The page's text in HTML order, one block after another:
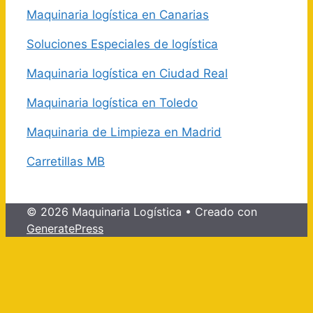
Maquinaria logística en Canarias
Soluciones Especiales de logística
Maquinaria logística en Ciudad Real
Maquinaria logística en Toledo
Maquinaria de Limpieza en Madrid
Carretillas MB
© 2026 Maquinaria Logística • Creado con
GeneratePress